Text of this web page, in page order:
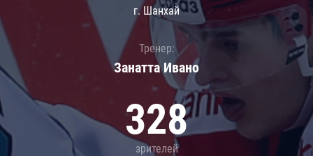
г. Шанхай
Тренер:
Занатта Иванo
328
зрителей